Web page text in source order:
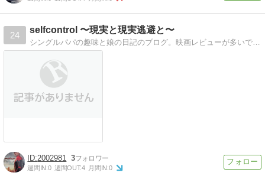
24
selfcontrol 〜現実と現実逃避と〜
シングルパパの趣味と娘の日記のブログ。映画レビューが多いです。
2002981 3
週間IN:0 週間OUT:4 月間IN:0